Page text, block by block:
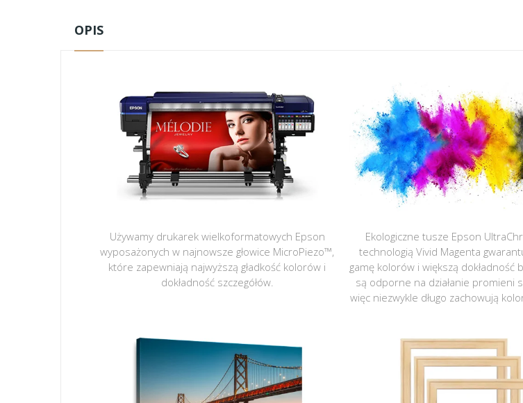
OPIS
Używamy drukarek wielkoformatowych Epson
wyposażonych w najnowsze głowice MicroPiezo™,
które zapewniają najwyższą gładkość kolorów i
dokładność szczegółów.
Ekologiczne tusze Epson
technologią Vivid Magenta
gamę kolorów i większą dokładność
są odporne na działanie promieni
więc niezwykle długo zachowują